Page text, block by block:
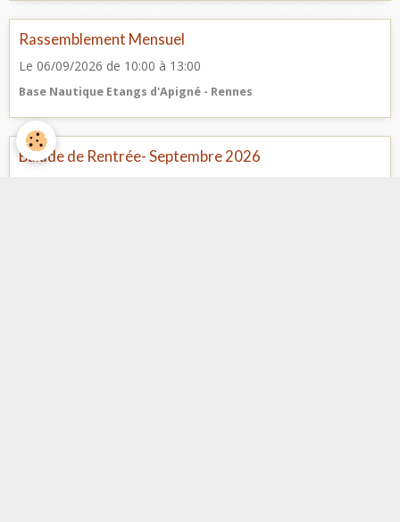
Rassemblement Mensuel
Le 06/09/2026 de 10:00 à 13:00
Base Nautique Etangs d'Apigné - Rennes
Balade de Rentrée- Septembre 2026